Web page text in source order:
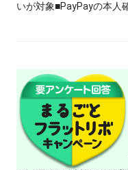
いが対象■PayPayの本人